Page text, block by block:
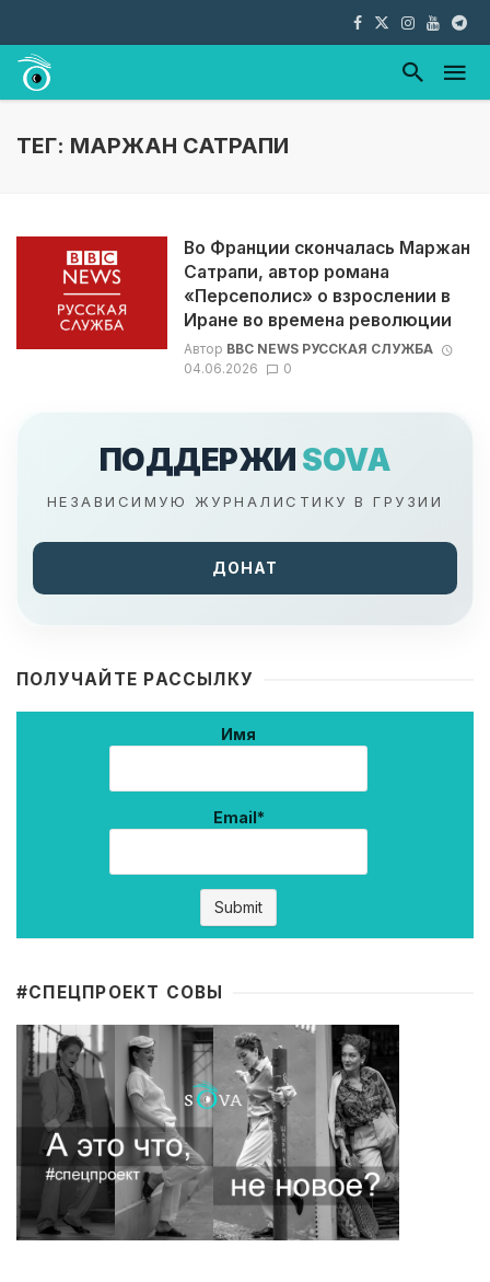
ТЕГ: МАРЖАН САТРАПИ
Во Франции скончалась Маржан
Сатрапи, автор романа
«Персеполис» о взрослении в
Иране во времена революции
Автор BBC NEWS РУССКАЯ СЛУЖБА
04.06.2026
0
ПОДДЕРЖИ SOVA
НЕЗАВИСИМУЮ ЖУРНАЛИСТИКУ В ГРУЗИИ
ДОНАТ
ПОЛУЧАЙТЕ РАССЫЛКУ
Имя
Email*
#CПЕЦПРОЕКТ СОВЫ